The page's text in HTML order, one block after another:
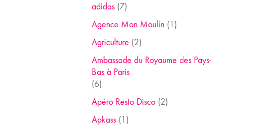
adidas(7)
Agence Mon Moulin(1)
Agriculture (2)
Ambassade du Royaume des Pays-
Bas à Paris
(6)
Apéro Resto Disco(2)
Apkass(1)